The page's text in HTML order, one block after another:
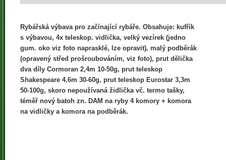
Rybářská výbava pro začínající rybáře. Obsahuje: kufřík
s výbavou, 4x teleskop. vidlička, velký vezírek (jedno
gum. oko viz foto naprasklé, lze opravit), malý podběrák
(opravený střed prošroubováním, viz foto), prut dělička
dva díly Cormoran 2,4m 10-50g, prut teleskop
Shakespeare 4,6m 30-60g, prut teleskop Eurostar 3,3m
50-100g, skoro nepoužívaná židlička vč. termo tašky,
téměř nový batoh zn. DAM na ryby 4 komory + komora
na vidličky a komora na podběrák.